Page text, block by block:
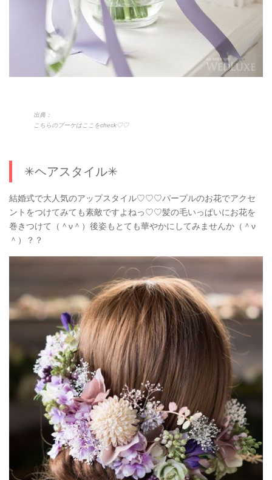
出典：
こちらのブーケはここをcheck♡♡
✳︎ヘアスタイル✳︎
結婚式で大人気のアップスタイル♡♡♡パープルのお花でアクセ
ントをつけてみても素敵ですよねっ♡♡髪の毛いっぱいにお花を
巻きつけて（＾ν＾）後姿もとても華やかにしてみませんか（＾ν
＾）？？